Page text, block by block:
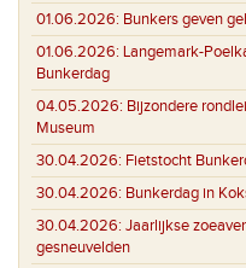
01.06.2026: Bunkers geven
01.06.2026: Langemark-
Bunkerdag
04.05.2026: Bijzondere
Museum
30.04.2026: Fietstocht
30.04.2026: Bunkerdag in
30.04.2026: Jaarlijkse
gesneuvelden